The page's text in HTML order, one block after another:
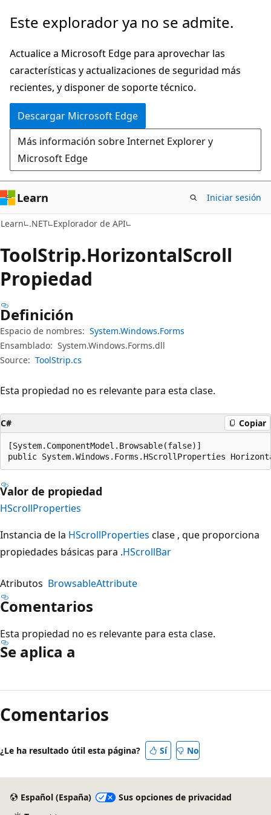
Ir
contenido
principal
Ir
la
navegación
en
la
página
Este explorador ya no se admite.
Actualice a Microsoft Edge para aprovechar las
características y actualizaciones de seguridad más
recientes, y disponer de soporte técnico.
Descargar Microsoft Edge
Más información sobre Internet Explorer y
Microsoft Edge
Learn Iniciar sesión
Learn .NET Explorador de API
ToolStrip.HorizontalScroll
Propiedad
Definición
Espacio de nombres: System.Windows.Forms
Ensamblado: System.Windows.Forms.dll
Source: ToolStrip.cs
Esta propiedad no es relevante para esta clase.
C# Copiar
[System.ComponentModel.Browsable(false)]
public System.Windows.Forms.HScrollProperties
Valor de propiedad
HScrollProperties
Instancia de la HScrollProperties clase , que proporciona
propiedades básicas para .HScrollBar
Atributos BrowsableAttribute
Comentarios
Esta propiedad no es relevante para esta clase.
Se aplica a
de
lectura
Comentarios
¿Le ha resultado útil esta página? Sí No
Español (España)
Sus opciones de privacidad